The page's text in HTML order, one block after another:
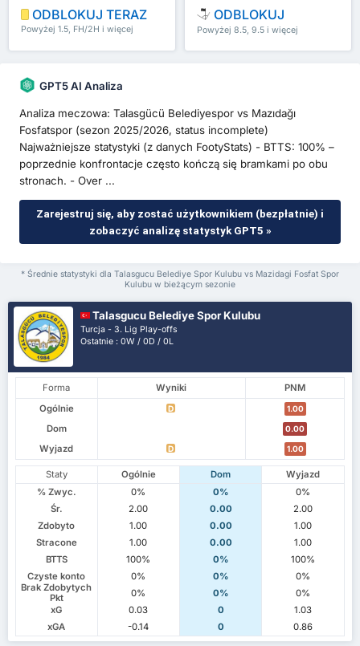
ODBLOKUJ TERAZ
Powyżej 1.5, FH/2H i więcej
ODBLOKUJ
Powyżej 8.5, 9.5 i więcej
GPT5 AI Analiza
Analiza meczowa: Talasgücü Belediyespor vs Mazıdağı
Fosfatspor (sezon 2025/2026, status incomplete)
Najważniejsze statystyki (z danych FootyStats) - BTTS: 100% –
poprzednie konfrontacje często kończą się bramkami po obu
stronach. - Over ...
Zarejestruj się, aby zostać użytkownikiem (bezpłatnie) i
zobaczyć analizę statystyk GPT5 »
* Średnie statystyki dla Talasgucu Belediye Spor Kulubu vs Mazidagi Fosfat Spor
Kulubu w bieżącym sezonie
Talasgucu Belediye Spor Kulubu
Turcja - 3. Lig Play-offs
Ostatnie : 0W / 0D / 0L
Forma Wyniki
PNM
Ogólnie
D 1.00
Dom 0.00
Wyjazd D 1.00
Staty Ogólnie Dom
Wyjazd
% Zwyc.
0% 0%
0%
Śr.
2.00 0.00
2.00
Zdobyto
1.00 0.00
1.00
Stracone
1.00 0.00
1.00
BTTS
100% 0%
100%
Czyste konto
0% 0%
0%
Brak Zdobytych
Pkt
0% 0%
0%
xG
0.03 0
1.03
xGA
-0.14 0 0.86